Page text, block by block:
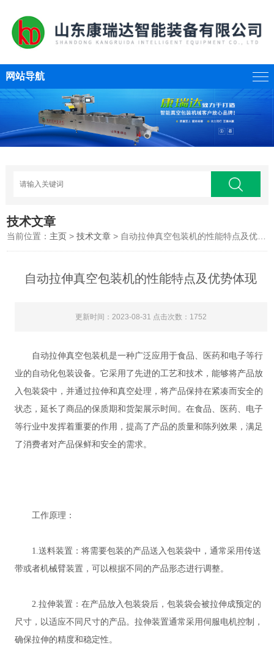
网站导航
技术文章
当前位置： 主页 >技术文章 > 自动拉伸真空包装机的性能特点及优势体现
自动拉伸真空包装机的性能特点及优势体现
更新时间：2023-08-31 点击次数：1752
自动拉伸真空包装机是一种广泛应用于食品、医药和电子等行
业的自动化包装设备。它采用了先进的工艺和技术，能够将产品放
入包装袋中，并通过拉伸和真空处理，将产品保持在紧凑而安全的
状态，延长了商品的保质期和货架展示时间。在食品、医药、电子
等行业中发挥着重要的作用，提高了产品的质量和陈列效果，满足
了消费者对产品保鲜和安全的需求。
工作原理：
1.送料装置：将需要包装的产品送入包装袋中，通常采用传送
带或者机械臂装置，可以根据不同的产品形态进行调整。
2.拉伸装置：在产品放入包装袋后，包装袋会被拉伸成预定的
尺寸，以适应不同尺寸的产品。拉伸装置通常采用伺服电机控制，
确保拉伸的精度和稳定性。